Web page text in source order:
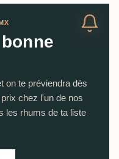
on te préviendra dès
chez l'un de nos
les rhums de ta liste